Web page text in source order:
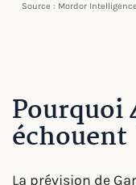
Source : Mordor
Pourquoi
échouent
La prévision de